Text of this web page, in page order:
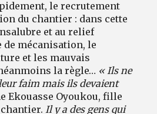
le recrutement
du chantier : dans cette
et au relief
de mécanisation, le
et les mauvais
la règle… « Ils ne
faim mais ils devaient
Ekouasse Oyoukou, fille
Il y a des gens qui